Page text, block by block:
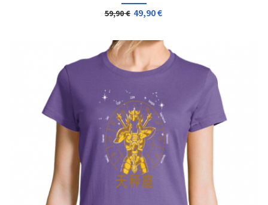
59,90 € 49,90 €